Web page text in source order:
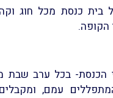
בית כנסת מכל חוג
הקופה.
הכנסת- בכל ערב שבת
עמם,